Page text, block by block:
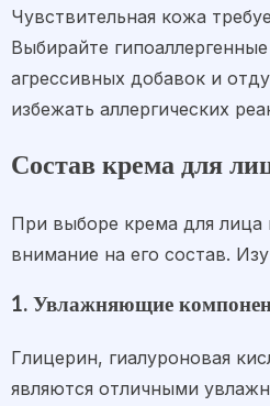
Чувствительная кожа
Выбирайте
агрессивных добавок и
избежать аллергических
Состав крема для
При выборе крема для
внимание на его состав.
1. Увлажняющие
Глицерин, гиалуроновая
являются отличными